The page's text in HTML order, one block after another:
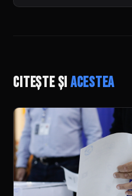
Citește șiacestea